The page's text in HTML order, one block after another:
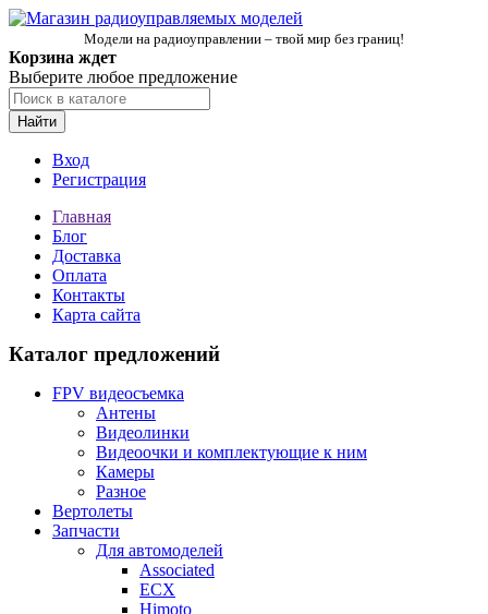
Модели на радиоуправлении – твой мир без границ!
Корзина ждет
Выберите любое предложение
Найти
Вход
Регистрация
Главная
Блог
Доставка
Оплата
Контакты
Карта сайта
Каталог предложений
FPV видеосъемка
Антены
Видеолинки
Видеоочки и комплектующие к ним
Камеры
Разное
Вертолеты
Запчасти
Для автомоделей
Associated
ECX
Himoto